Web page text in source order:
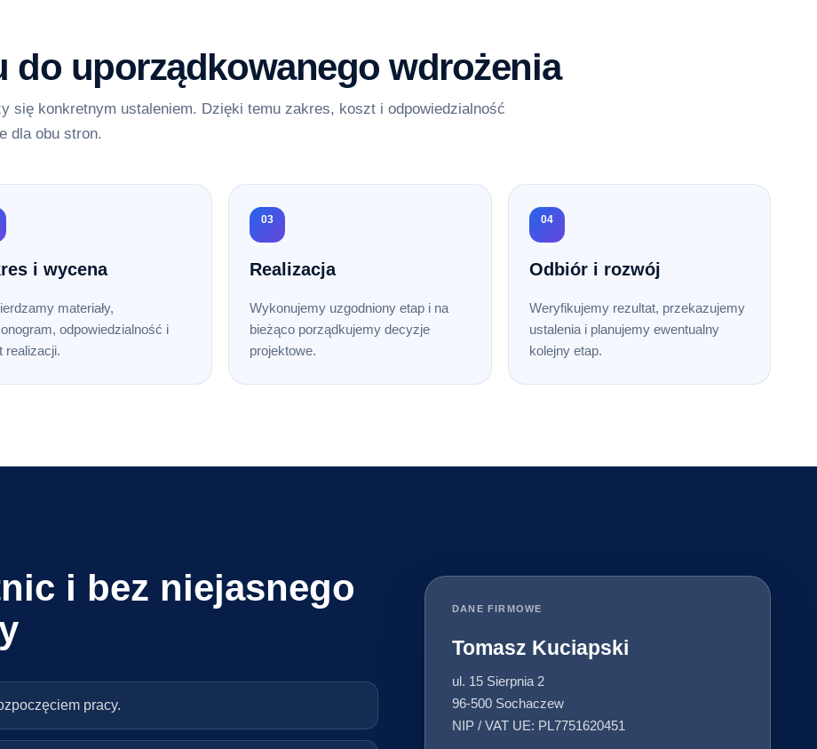
do uporządkowanego wdrożenia
się konkretnym ustaleniem. Dzięki temu zakres, koszt i odpowiedzialność
dla obu stron.
i wycena
materiały,
odpowiedzialność i
realizacji.
03
Realizacja
Wykonujemy uzgodniony etap i na
bieżąco porządkujemy decyzje
projektowe.
04
Odbiór i rozwój
Weryfikujemy rezultat, przekazujemy
ustalenia i planujemy ewentualny
kolejny etap.
i bez niejasnego
pracy.
DANE FIRMOWE
Tomasz Kuciapski
ul. 15 Sierpnia 2
96-500 Sochaczew
NIP / VAT UE: PL7751620451